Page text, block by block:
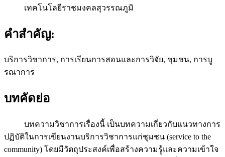
เทคโนโลยีราชมงคลสุวรรณภูมิ
คำสำคัญ:
บริการวิชาการ, การเรียนการสอนและการวิจัย, ชุมชน, การบู
รณาการ
บทคัดย่อ
บทความวิชาการเรื่องนี้ เป็นบทความเกี่ยวกับแนวทางการ
ปฏิบัติในการเขียนงานบริการวิชาการแก่ชุมชน (service to the
community) โดยมีวัตถุประสงค์เพื่อสร้างความรู้และความเข้าใจ